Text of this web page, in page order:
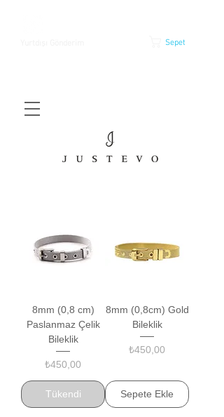
Sepet
8mm (0,8 cm)
Paslanmaz Çelik
Bileklik
Fiyat
₺450,00
Tükendi
8mm (0,8cm) Gold
Bileklik
Fiyat
₺450,00
Sepete Ekle